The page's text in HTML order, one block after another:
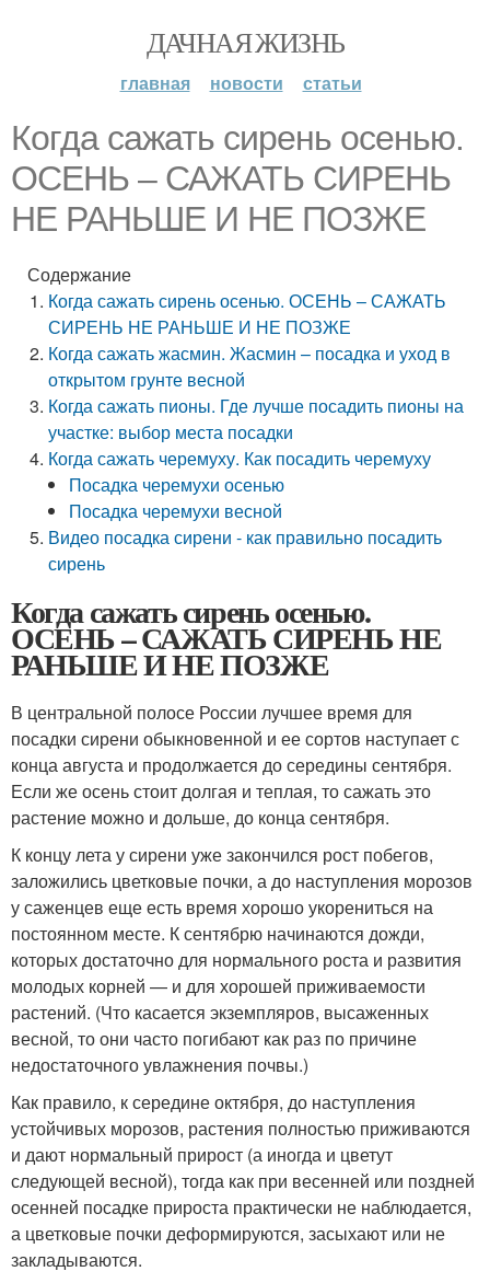
ДАЧНАЯ ЖИЗНЬ
главная новости статьи
Когда сажать сирень осенью.
ОСЕНЬ – САЖАТЬ СИРЕНЬ
НЕ РАНЬШЕ И НЕ ПОЗЖЕ
Содержание
Когда сажать сирень осенью. ОСЕНЬ – САЖАТЬ
СИРЕНЬ НЕ РАНЬШЕ И НЕ ПОЗЖЕ
Когда сажать жасмин. Жасмин – посадка и уход в
открытом грунте весной
Когда сажать пионы. Где лучше посадить пионы на
участке: выбор места посадки
Когда сажать черемуху. Как посадить черемуху
Посадка черемухи осенью
Посадка черемухи весной
Видео посадка сирени - как правильно посадить
сирень
Когда сажать сирень осенью.
ОСЕНЬ – САЖАТЬ СИРЕНЬ НЕ
РАНЬШЕ И НЕ ПОЗЖЕ
В центральной полосе России лучшее время для
посадки сирени обыкновенной и ее сортов наступает с
конца августа и продолжается до середины сентября.
Если же осень стоит долгая и теплая, то сажать это
растение можно и дольше, до конца сентября.
К концу лета у сирени уже закончился рост побегов,
заложились цветковые почки, а до наступления морозов
у саженцев еще есть время хорошо укорениться на
постоянном месте. К сентябрю начинаются дожди,
которых достаточно для нормального роста и развития
молодых корней — и для хорошей приживаемости
растений. (Что касается экземпляров, высаженных
весной, то они часто погибают как раз по причине
недостаточного увлажнения почвы.)
Как правило, к середине октября, до наступления
устойчивых морозов, растения полностью приживаются
и дают нормальный прирост (а иногда и цветут
следующей весной), тогда как при весенней или поздней
осенней посадке прироста практически не наблюдается,
а цветковые почки деформируются, засыхают или не
закладываются.